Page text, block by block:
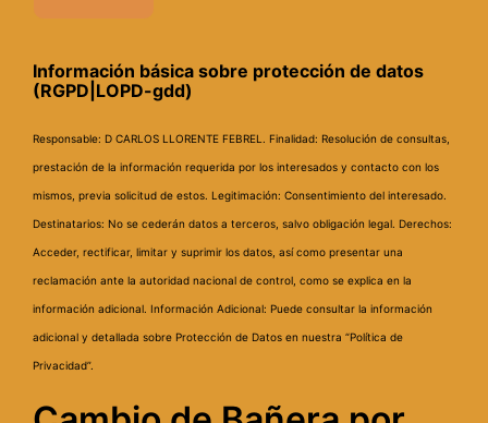
Información básica sobre protección de datos
(RGPD|LOPD-gdd)
Responsable: D CARLOS LLORENTE FEBREL. Finalidad: Resolución de consultas,
prestación de la información requerida por los interesados y contacto con los
mismos, previa solicitud de estos. Legitimación: Consentimiento del interesado.
Destinatarios: No se cederán datos a terceros, salvo obligación legal. Derechos:
Acceder, rectificar, limitar y suprimir los datos, así como presentar una
reclamación ante la autoridad nacional de control, como se explica en la
información adicional. Información Adicional: Puede consultar la información
adicional y detallada sobre Protección de Datos en nuestra “Política de
Privacidad”.